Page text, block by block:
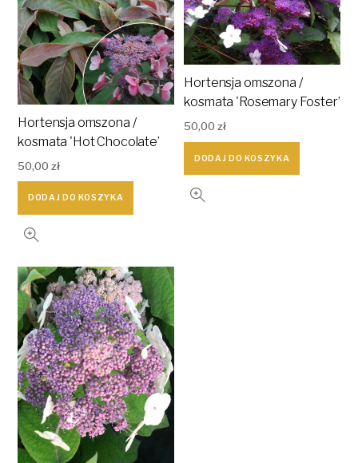
Hortensja omszona /
kosmata 'Hot Chocolate’
50,00zł
DODAJ DO KOSZYKA
Hortensja omszona /
kosmata 'Rosemary Foster’
50,00zł
DODAJ DO KOSZYKA